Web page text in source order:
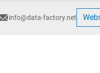
info@data-factory.net